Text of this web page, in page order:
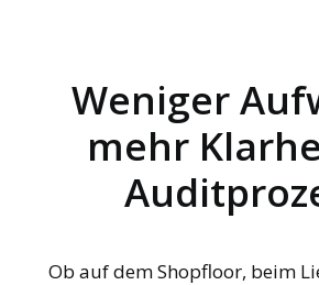
Weniger
mehr
Ob auf dem Shopfloor, beim